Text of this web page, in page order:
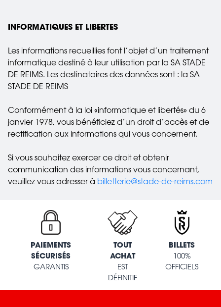
INFORMATIQUES ET LIBERTES
Les informations recueillies font l’objet d’un traitement
informatique destiné à leur utilisation par la SA STADE
DE REIMS. Les destinataires des données sont : la SA
STADE DE REIMS
Conformément à la loi «informatique et libertés» du 6
janvier 1978, vous bénéficiez d’un droit d’accès et de
rectification aux informations qui vous concernent.
Si vous souhaitez exercer ce droit et obtenir
communication des informations vous concernant,
veuillez vous adresser à billetterie@stade-de-reims.com
PAIEMENTS
SÉCURISÉS
GARANTIS
TOUT
ACHAT
EST
DÉFINITIF
BILLETS
100%
OFFICIELS